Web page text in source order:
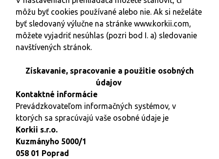
môžu byť cookies používané alebo nie. Ak si neželáte
byť sledovaný výlučne na stránke www.korkii.com,
môžete vyjadriť nesúhlas (pozri bod I. a) sledovanie
navštívených stránok.
Získavanie, spracovanie a použitie osobných
údajov
Kontaktné informácie
Prevádzkovateľom informačných systémov, v
ktorých sa spracúvajú vaše osobné údaje je
Korkii s.r.o.
Kuzmányho 5000/1
058 01 Poprad